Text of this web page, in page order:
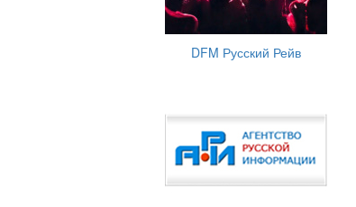
DFM Русский Рейв